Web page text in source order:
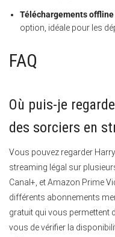
Téléchargements offline
option, idéale pour les
FAQ
Où puis-je
des sorciers en
Vous pouvez regarder
streaming légal sur
Canal+, et Amazon Prime
différents abonnements
gratuit qui vous permettent
vous de vérifier la